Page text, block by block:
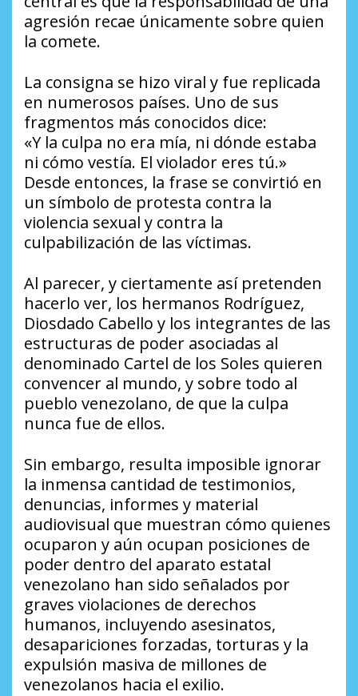
agresión recae únicamente sobre quien
la comete.
La consigna se hizo viral y fue replicada
en numerosos países. Uno de sus
fragmentos más conocidos dice:
«Y la culpa no era mía, ni dónde estaba
ni cómo vestía. El violador eres tú.»
Desde entonces, la frase se convirtió en
un símbolo de protesta contra la
violencia sexual y contra la
culpabilización de las víctimas.
Al parecer, y ciertamente así pretenden
hacerlo ver, los hermanos Rodríguez,
Diosdado Cabello y los integrantes de las
estructuras de poder asociadas al
denominado Cartel de los Soles quieren
convencer al mundo, y sobre todo al
pueblo venezolano, de que la culpa
nunca fue de ellos.
Sin embargo, resulta imposible ignorar
la inmensa cantidad de testimonios,
denuncias, informes y material
audiovisual que muestran cómo quienes
ocuparon y aún ocupan posiciones de
poder dentro del aparato estatal
venezolano han sido señalados por
graves violaciones de derechos
humanos, incluyendo asesinatos,
desapariciones forzadas, torturas y la
expulsión masiva de millones de
venezolanos hacia el exilio.